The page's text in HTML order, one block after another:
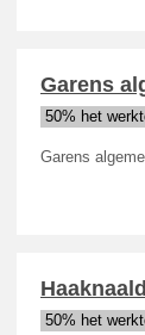
Garens
50% het
Garens
50% het